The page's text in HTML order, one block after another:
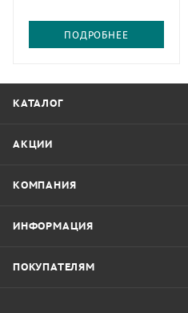
ПОДРОБНЕЕ
КАТАЛОГ
АКЦИИ
КОМПАНИЯ
ИНФОРМАЦИЯ
ПОКУПАТЕЛЯМ